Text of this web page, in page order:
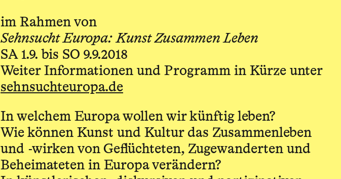
im Rahmen von
Sehnsucht Europa: Kunst Zusammen Leben
SA 1.9. bis SO 9.9.2018
Weiter Informationen und Programm in Kürze unter
sehnsuchteuropa.de
In welchem Europa wollen wir künftig leben?
Wie können Kunst und Kultur das Zusammenleben
und -wirken von Geflüchteten, Zugewanderten und
Beheimateten in Europa verändern?